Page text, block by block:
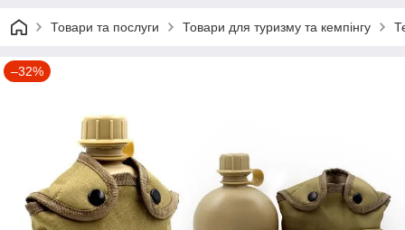
Товари та послуги Товари для туризму та кемпінгу
–32%